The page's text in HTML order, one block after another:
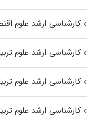
کارشناسی ارشد علوم
کارشناسی ارشد علوم
کارشناسی ارشد علوم
کارشناسی ارشد علوم